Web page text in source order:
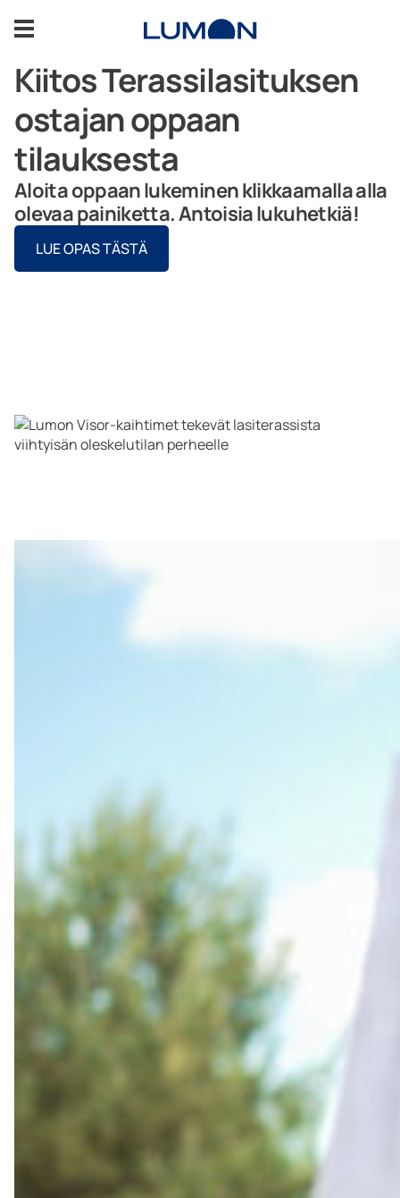
sisältöön
Ammattilaisille
Terassilasitus
Inspiroidu
Lisätarvikkeet
Ota yhteyttä
Kiitos Terassilasituksen
ostajan oppaan
tilauksesta
Aloita oppaan lukeminen klikkaamalla alla
olevaa painiketta. Antoisia lukuhetkiä!
LUE OPAS TÄSTÄ